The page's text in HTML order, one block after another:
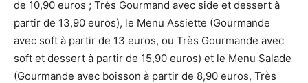
de 10,90 euros ; Très Gourmand avec side et dessert à
partir de 13,90 euros), le Menu Assiette (Gourmande
avec soft à partir de 13 euros, ou Très Gourmande avec
soft et dessert à partir de 15,90 euros) et le Menu Salade
(Gourmande avec boisson à partir de 8,90 euros, Très